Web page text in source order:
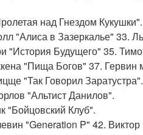
над Гнездом Кукушки".
"Алиса в Зазеркалье" 33.
"История Будущего" 35.
"Пища Богов" 37.
"Так Говорил Заратустра".
"Альтист Данилов".
"Бойцовский Клуб".
"Generation P" 42.